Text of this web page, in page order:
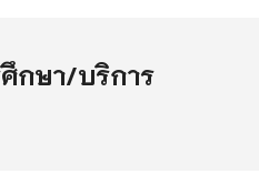
กษา/บริการ